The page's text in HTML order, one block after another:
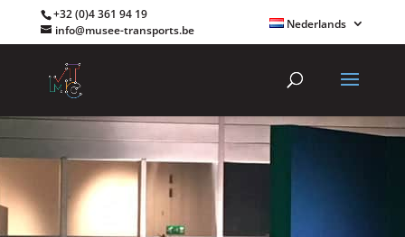
+32 (0)4 361 94 19
info@musee-transports.be
Nederlands